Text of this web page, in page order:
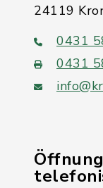
24119
0431
0431